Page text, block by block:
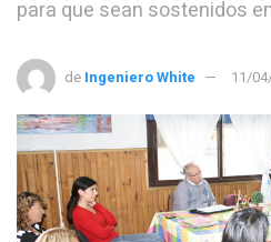
para que sean sostenidos
de Ingeniero White 11/